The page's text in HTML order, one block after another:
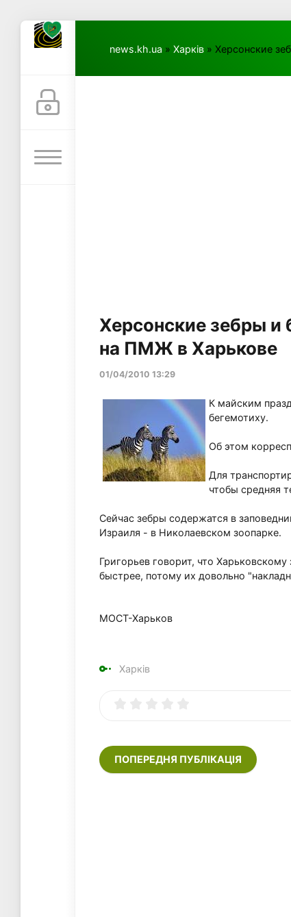
news.kh.ua » Харків » Херсонские
Херсонские зебры и
на ПМЖ в Харькове
01/04/2010 13:29
К майским
бегемотиху.
Об этом
Для
чтобы средняя
Сейчас зебры содержатся в
Израиля - в Николаевском зоопарке.
Григорьев говорит, что
быстрее, потому их довольно
МОСТ-Харьков
Харків
ПОПЕРЕДНЯ ПУБЛІКАЦІЯ